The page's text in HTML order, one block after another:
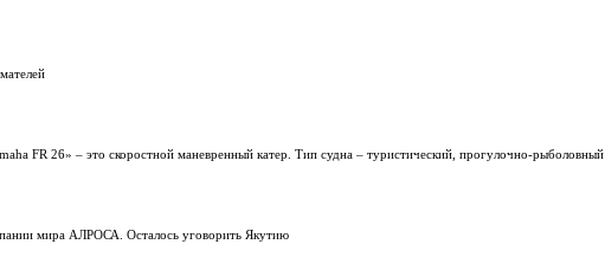
FR 26» – это скоростной маневренный катер. Тип судна – туристический, прогулочно-рыболовный
мира АЛРОСА. Осталось уговорить Якутию